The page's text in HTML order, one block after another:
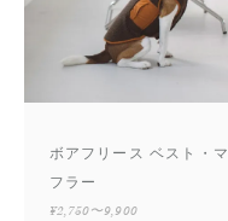
ボアフリース ベスト・マ
フラー
¥2,750〜9,900